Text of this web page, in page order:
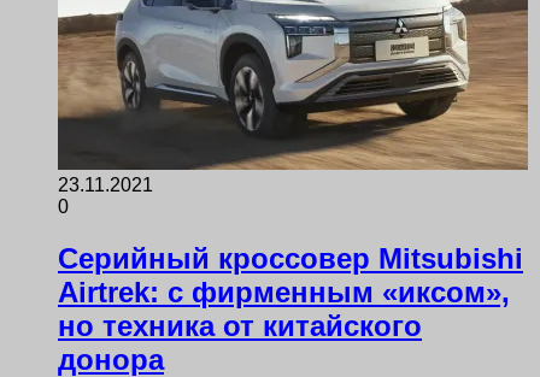
23.11.2021
0
Серийный кроссовер Mitsubishi
Airtrek: с фирменным «иксом»,
но техника от китайского
донора